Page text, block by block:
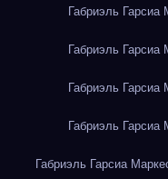
Габриэль
Габриэль
Габриэль
Габриэль
Габриэль Гарсиа